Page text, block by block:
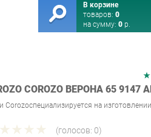
В корзине
товаров: 0
на сумму: 0 р.
COROZO ВЕРОНА 65 9147
Corozoспециализируется на
(голосов: 0)